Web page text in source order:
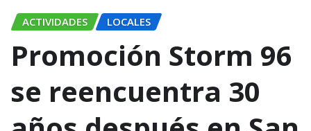
ACTIVIDADES LOCALES
Promoción Storm 96
se reencuentra 30